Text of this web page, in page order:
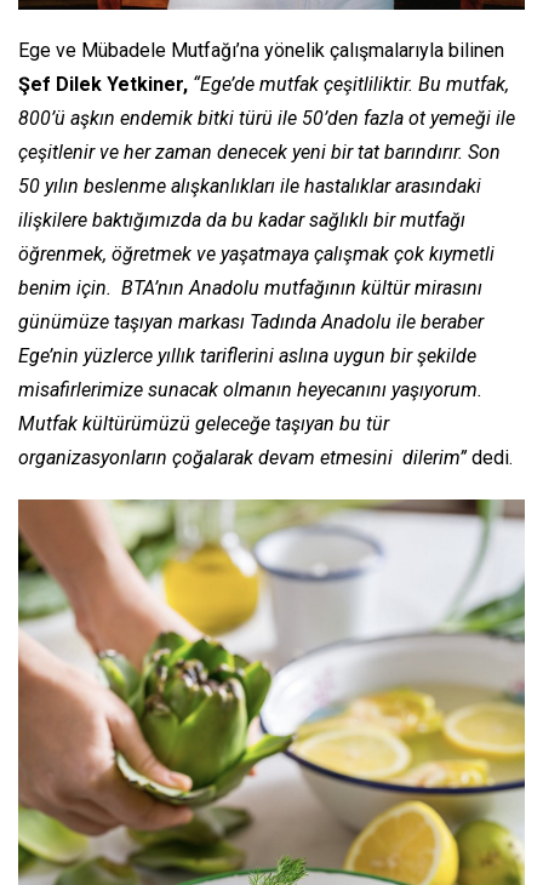
Ege ve Mübadele Mutfağı’na yönelik çalışmalarıyla bilinen
Şef Dilek Yetkiner, “Ege’de mutfak çeşitliliktir. Bu mutfak,
800’ü aşkın endemik bitki türü ile 50’den fazla ot yemeği ile
çeşitlenir ve her zaman denecek yeni bir tat barındırır. Son
50 yılın beslenme alışkanlıkları ile hastalıklar arasındaki
ilişkilere baktığımızda da bu kadar sağlıklı bir mutfağı
öğrenmek, öğretmek ve yaşatmaya çalışmak çok kıymetli
benim için. BTA’nın Anadolu mutfağının kültür mirasını
günümüze taşıyan markası Tadında Anadolu ile beraber
Ege’nin yüzlerce yıllık tariflerini aslına uygun bir şekilde
misafirlerimize sunacak olmanın heyecanını yaşıyorum.
Mutfak kültürümüzü geleceğe taşıyan bu tür
organizasyonların çoğalarak devam etmesini dilerim”dedi.